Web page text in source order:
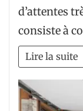
d’attentes
consiste à
Lire la suite